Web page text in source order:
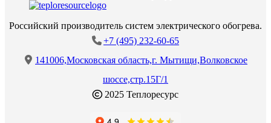
Российский производитель систем электрического обогрева.
+7 (495) 232-60-65
141006,Московская область,г. Мытищи,Волковское
шоссе,стр.15Г/1
2025 Теплоресурс